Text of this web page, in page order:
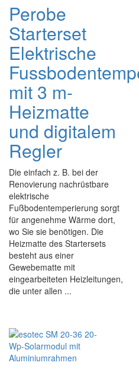
Perobe
Starterset
Elektrische
mit 3 m-
Heizmatte
und digitalem
Regler
Die einfach z. B. bei der
Renovierung nachrüstbare
elektrische
Fußbodentemperierung sorgt
für angenehme Wärme dort,
wo Sie sie benötigen. Die
Heizmatte des Startersets
besteht aus einer
Gewebematte mit
eingearbeiteten Heizleitungen,
die unter allen ...